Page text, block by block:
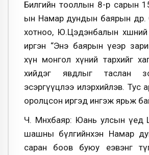
Билгийн тооллын 8-р сарын
ын Намар дундын баярын өдөр.
хотноо, Ю.Цэдэнбалын
иргэн “Энэ баярын үеэр
хүн монгол хүний тархийг
хийдэг явдлыг таслан
эсэргүүцлээ илэрхийлэв. Тус
оролцсон иргэд ингэж ярьж
Ч. Мөнхбаяр: Юань улсын үед
шашны бүлгийнхэн Намар
саран боов буюу еэвэнг